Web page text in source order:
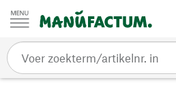
Passer au contenu